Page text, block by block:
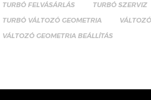
TURBÓ FELVÁSÁRLÁS
TURBÓ SZERVIZ
TURBÓ VÁLTOZÓ GEOMETRIA
VÁLTOZÓ GEOMETRIA BEÁLLÍTÁS